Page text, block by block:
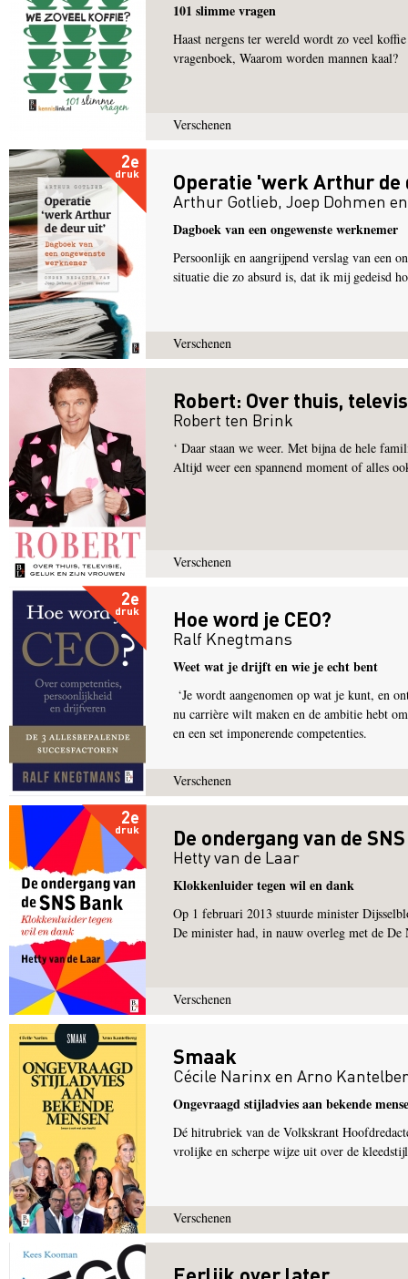
101 slimme vragen
Haast nergens ter wereld wordt zo veel
vragenboek, Waarom worden mannen kaal?
Verschenen
2e
druk Operatie 'werk Arthur de
Arthur Gotlieb, Joep Dohmen
Dagboek van een ongewenste werknemer
Persoonlijk en aangrijpend verslag van een
situatie die zo absurd is, dat ik mij gedeisd
Verschenen
Robert: Over thuis,
Robert ten Brink
‘ Daar staan we weer. Met bijna de hele
Altijd weer een spannend moment of alles
Verschenen
2e
druk Hoe word je CEO?
Ralf Knegtmans
Weet wat je drijft en wie je echt bent
‘Je wordt aangenomen op wat je kunt, en
nu carrière wilt maken en de ambitie hebt
en een set imponerende competenties.
Verschenen
2e
druk De ondergang van de
Hetty van de Laar
Klokkenluider tegen wil en dank
Op 1 februari 2013 stuurde minister
De minister had, in nauw overleg met de De
Verschenen
Smaak
Cécile Narinx en Arno
Ongevraagd stijladvies aan bekende
Dé hitrubriek van de Volkskrant
vrolijke en scherpe wijze uit over de
Verschenen